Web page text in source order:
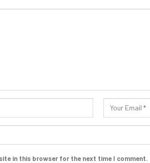
in this browser for the next time I comment.